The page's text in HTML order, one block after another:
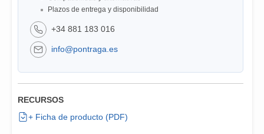
Plazos de entrega y disponibilidad
+34 881 183 016
info@pontraga.es
RECURSOS
+ Ficha de producto (PDF)